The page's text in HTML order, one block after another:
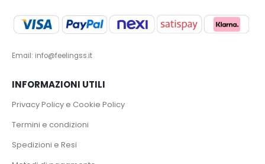
Email: info@feelingss.it
INFORMAZIONI UTILI
Privacy Policy e Cookie Policy
Termini e condizioni
Spedizioni e Resi